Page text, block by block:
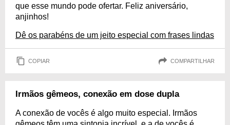
que esse mundo pode ofertar. Feliz aniversário,
anjinhos!
Dê os parabéns de um jeito especial com frases lindas
COPIAR COMPARTILHAR
Irmãos gêmeos, conexão em dose dupla
A conexão de vocês é algo muito especial. Irmãos